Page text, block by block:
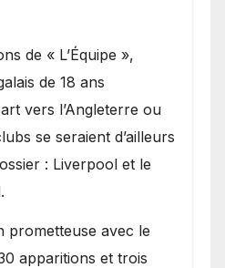
de « L’Équipe »,
de 18 ans
vers l’Angleterre ou
se seraient d’ailleurs
: Liverpool et le
prometteuse avec le
apparitions et trois